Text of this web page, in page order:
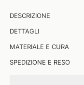
un
al
DESCRIZIONE
DETTAGLI
MATERIALE E CURA
SPEDIZIONE E RESO